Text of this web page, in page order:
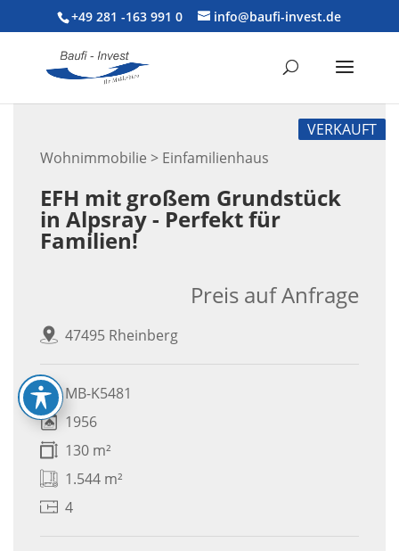
+49 281 -163 991 0 info@baufi-invest.de
Wohnimmobilie > Einfamilienhaus
VERKAUFT
EFH mit großem Grundstück
in Alpsray - Perfekt für
Familien!
47495 Rheinberg
Preis auf Anfrage
MB-K5481
1956
130 m²
1.544 m²
4